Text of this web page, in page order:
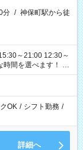
分 / 神保町駅から徒
～21:00 12:30～
OK / シフト勤務 /
詳細へ